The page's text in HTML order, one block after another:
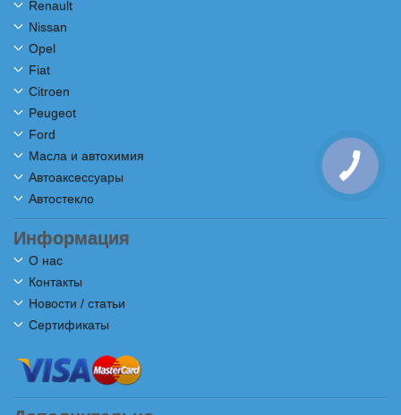
Renault
Nissan
Opel
Fiat
Citroen
Peugeot
Ford
Масла и автохимия
Автоаксессуары
Автостекло
Информация
О нас
Контакты
Новости / статьи
Сертификаты